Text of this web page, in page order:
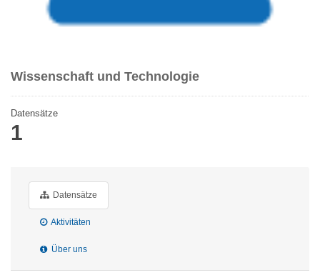
Wissenschaft und Technologie
Datensätze
1
Datensätze
Aktivitäten
Über uns